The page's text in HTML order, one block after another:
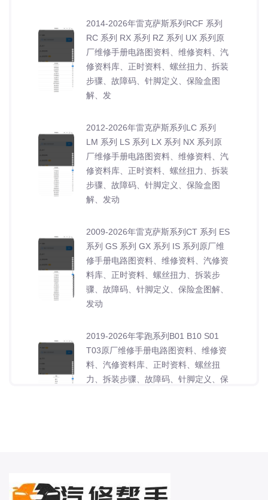
2014-2026年雷克萨斯系列RCF 系列
RC 系列 RX 系列 RZ 系列 UX 系列原
厂维修手册电路图资料、维修资料、汽
修资料库、正时资料、螺丝扭力、拆装
步骤、故障码、针脚定义、保险盒图
解、发
2012-2026年雷克萨斯系列LC 系列
LM 系列 LS 系列 LX 系列 NX 系列原
厂维修手册电路图资料、维修资料、汽
修资料库、正时资料、螺丝扭力、拆装
步骤、故障码、针脚定义、保险盒图
解、发动
2009-2026年雷克萨斯系列CT 系列 ES
系列 GS 系列 GX 系列 IS 系列原厂维
修手册电路图资料、维修资料、汽修资
料库、正时资料、螺丝扭力、拆装步
骤、故障码、针脚定义、保险盒图解、
发动
2019-2026年零跑系列B01 B10 S01
T03原厂维修手册电路图资料、维修资
料、汽修资料库、正时资料、螺丝扭
力、拆装步骤、故障码、针脚定义、保
料、汽修资料库、正时资料、螺丝扭
力、拆装步骤、故障码、针